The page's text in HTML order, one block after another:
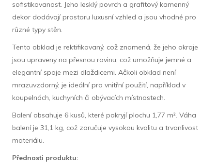
sofistikovanost. Jeho lesklý povrch a grafitový kamenný
dekor dodávají prostoru luxusní vzhled a jsou vhodné pro
různé typy stěn.
Tento obklad je rektifikovaný, což znamená, že jeho okraje
jsou upraveny na přesnou rovinu, což umožňuje jemné a
elegantní spoje mezi dlaždicemi. Ačkoli obklad není
mrazuvzdorný, je ideální pro vnitřní použití, například v
koupelnách, kuchyních či obývacích místnostech.
Balení obsahuje 6 kusů, které pokryjí plochu 1,77 m². Váha
balení je 31,1 kg, což zaručuje vysokou kvalitu a trvanlivost
materiálu.
Přednosti produktu: